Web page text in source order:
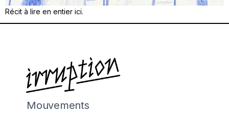
Récit à lire en entier ici.
Mouvements